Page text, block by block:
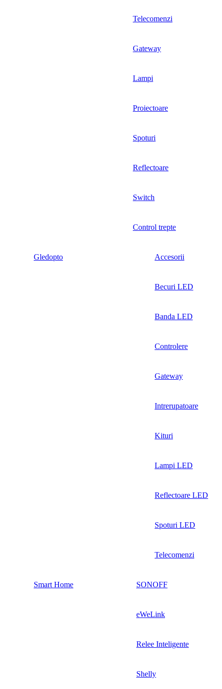
Telecomenzi
Gateway
Lampi
Proiectoare
Spoturi
Reflectoare
Switch
Control trepte
Gledopto Accesorii
Becuri LED
Banda LED
Controlere
Gateway
Intrerupatoare
Kituri
Lampi LED
Reflectoare LED
Spoturi LED
Telecomenzi
Smart Home SONOFF
eWeLink
Relee Inteligente
Shelly